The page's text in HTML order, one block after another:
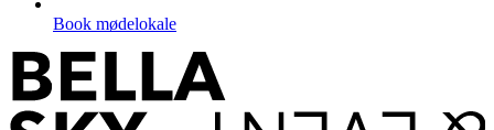
Book mødelokale